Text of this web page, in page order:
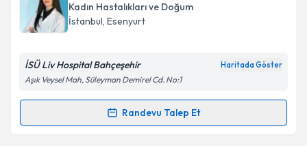
Kadın Hastalıkları ve Doğum
İstanbul, Esenyurt
İSÜ Liv Hospital Bahçeşehir Haritada Göster
Aşık Veysel Mah, Süleyman Demirel Cd. No:1
Randevu Talep Et
Randevu Takvimi Talebi